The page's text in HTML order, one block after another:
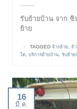
รับย้ายบ้าน จาก
ย้าย
| TAGGED จ้างย้าย จ้
โด บริการย้ายบ้าน รับย้าย
16
มี.ค.